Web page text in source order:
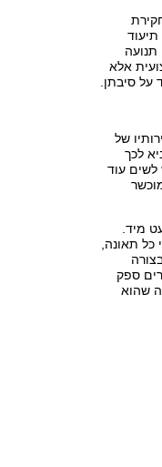
תנועה
אלא
סיבתן.
של
לכך
לשים עוד
מיד.
תאונה,
ספק
שהוא